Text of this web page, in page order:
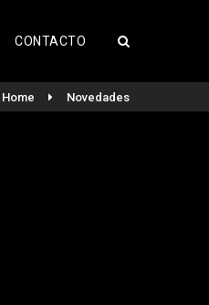
CONTACTO
Home Novedades